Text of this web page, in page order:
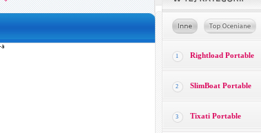
1 Rightload Portable
2 SlimBoat Portable
3 Tixati Portable